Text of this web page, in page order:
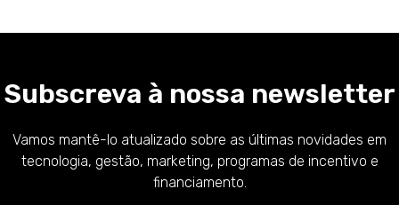
Subscreva à nossa newsletter
Vamos mantê-lo atualizado sobre as últimas novidades em
tecnologia, gestão, marketing, programas de incentivo e
financiamento.